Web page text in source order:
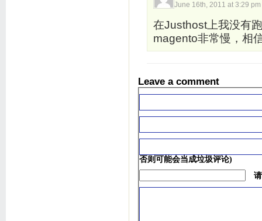
June 16th, 2011 at 3:29 pm
在Justhost上我没有
magento非常慢，相
Leave a comment
否则可能会当成垃圾评论)